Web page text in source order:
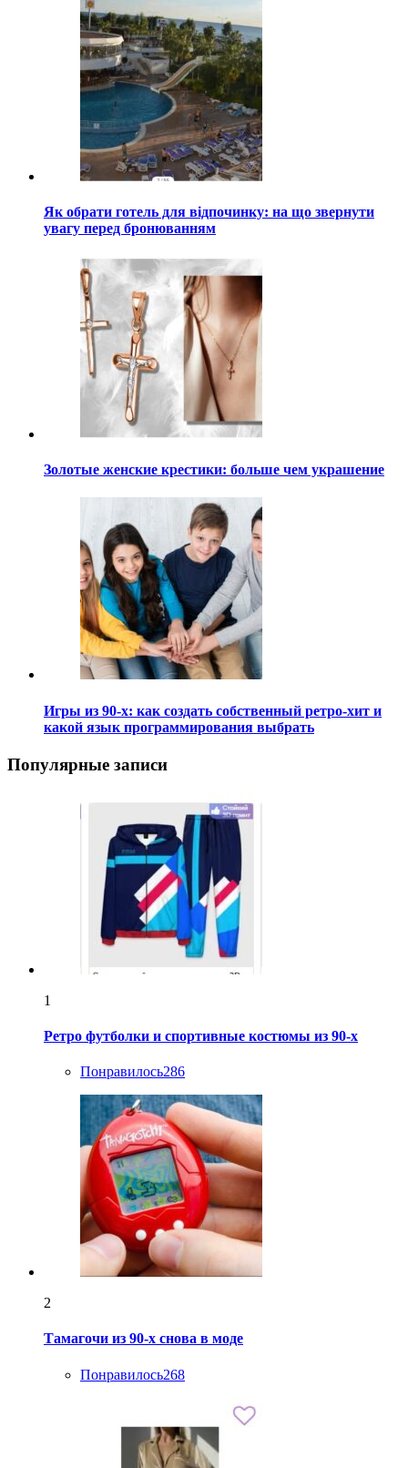
Як обрати готель для відпочинку: на що звернути
увагу перед бронюванням
Золотые женские крестики: больше чем украшение
Игры из 90-х: как создать собственный ретро-хит и
какой язык программирования выбрать
Популярные записи
1
Ретро футболки и спортивные костюмы из 90-х
Понравилось286
2
Тамагочи из 90-х снова в моде
Понравилось268